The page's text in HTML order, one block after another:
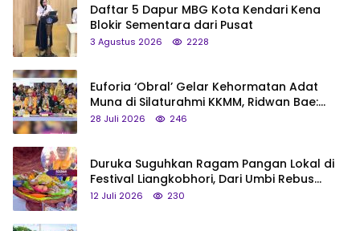
Daftar 5 Dapur MBG Kota Kendari Kena
Blokir Sementara dari Pusat
3 Agustus 2026 2228
Euforia ‘Obral’ Gelar Kehormatan Adat
Muna di Silaturahmi KKMM, Ridwan Bae:
Saya Bukan Tipe Begitu, Belum Pantas!
28 Juli 2026 246
Duruka Suguhkan Ragam Pangan Lokal di
Festival Liangkobhori, Dari Umbi Rebus
hingga Tumpeng Beras Muna
12 Juli 2026 230